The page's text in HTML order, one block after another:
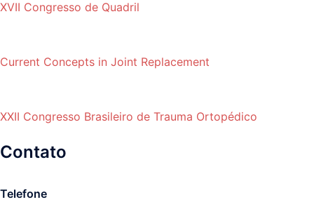
XVII Congresso de Quadril
Current Concepts in Joint Replacement
XXII Congresso Brasileiro de Trauma Ortopédico
Contato
Telefone